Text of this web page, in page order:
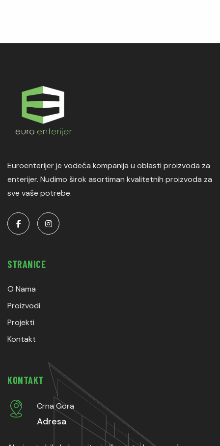
Euroenterijer je vodeća kompanija u oblasti proizvoda za
enterijer. Nudimo širok asortiman kvalitetnih proizvoda za
sve vaše potrebe.
STRANICE
O Nama
Proizvodi
Projekti
Kontakt
KONTAKT
Crna Gora
Adresa